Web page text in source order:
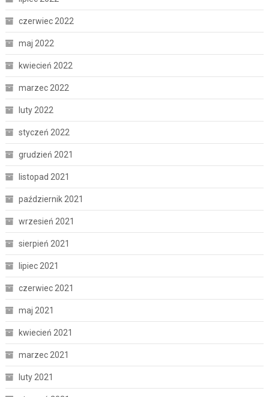
czerwiec 2022
maj 2022
kwiecień 2022
marzec 2022
luty 2022
styczeń 2022
grudzień 2021
listopad 2021
październik 2021
wrzesień 2021
sierpień 2021
lipiec 2021
czerwiec 2021
maj 2021
kwiecień 2021
marzec 2021
luty 2021